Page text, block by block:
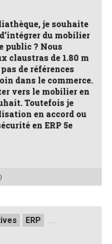
je souhaite
du mobilier
public ? Nous
claustras de 1.80 m
de références
dans le commerce.
vers le mobilier en
Toutefois je
en accord ou
en ERP 5e
ERP . . .